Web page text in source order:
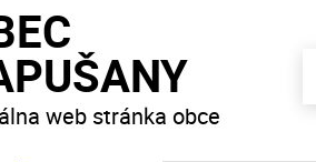
web stránka obce